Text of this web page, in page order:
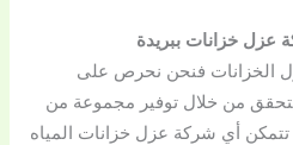
عزل خزانات ببريدة
الخزانات فنحن نحرص على
من خلال توفير مجموعة من
تتمكن أي شركة عزل خزانات المياه